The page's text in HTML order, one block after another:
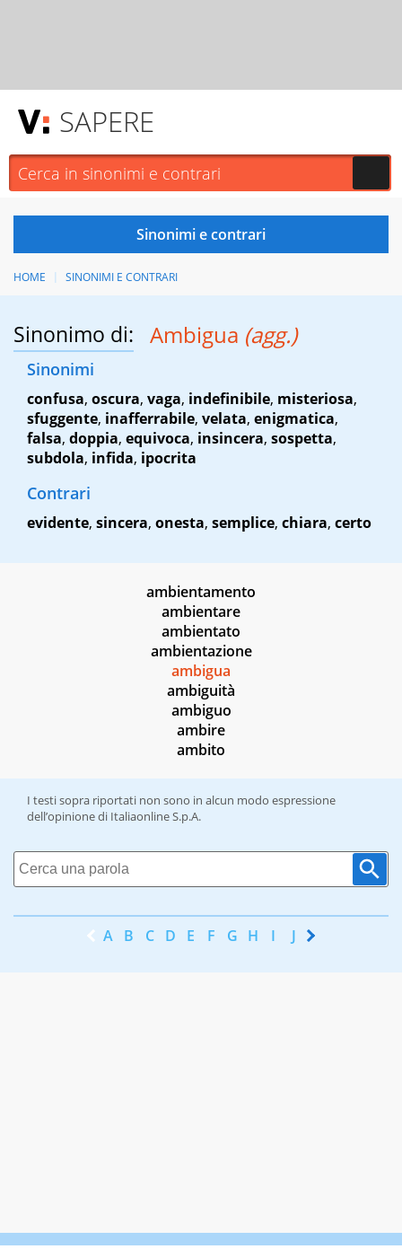
SAPERE
HOME SINONIMI E CONTRARI
Sinonimo di: Ambigua (agg.)
Sinonimi
confusa, oscura, vaga, indefinibile, misteriosa,
sfuggente, inafferrabile, velata, enigmatica,
falsa, doppia, equivoca, insincera, sospetta,
subdola, infida, ipocrita
Contrari
evidente, sincera, onesta, semplice, chiara, certo
ambientamento
ambientare
ambientato
ambientazione
ambigua
ambiguità
ambiguo
ambire
ambito
I testi sopra riportati non sono in alcun modo espressione
dell’opinione di Italiaonline S.p.A.
A B C D E F G H I J K